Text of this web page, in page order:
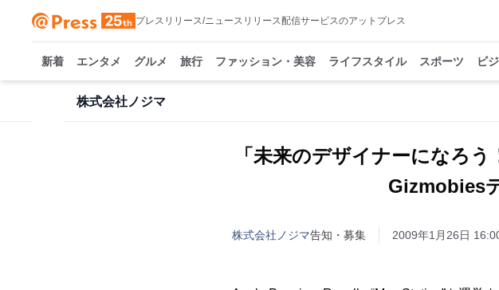
プレスリリース/ニュースリリース配信サービスのアットプレス
新着 エンタメ グルメ 旅行 ファッション・美容 ライフスタイル スポーツ ビ
株式会社ノジマ
「未来のデザイナーになろ
Gizmobies
株式会社ノジマ告知・募集 2009年1月26日